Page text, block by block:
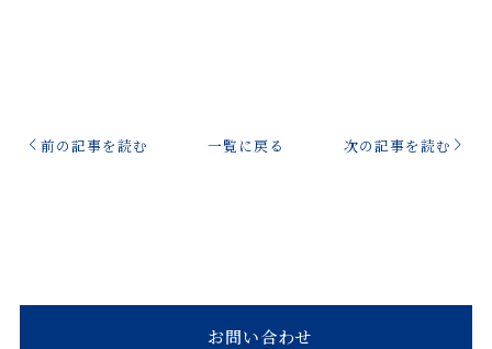
前の記事を読む 一覧に戻る 次の記事を読む
お問い合わせ